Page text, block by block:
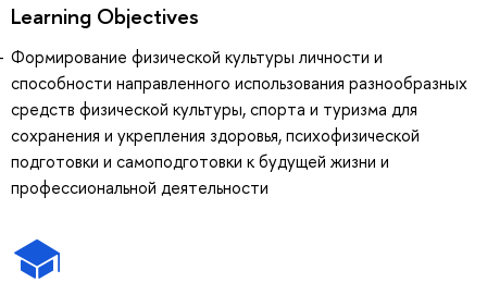
Learning Objectives
Формирование физической культуры личности и
способности направленного использования разнообразных
средств физической культуры, спорта и туризма для
сохранения и укрепления здоровья, психофизической
подготовки и самоподготовки к будущей жизни и
профессиональной деятельности